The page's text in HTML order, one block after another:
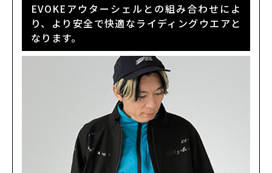
EVOKEアウターシェルとの組み合わせによ
り、より安全で快適なライディングウエアと
なります。
EMERALD
LL
¥20,900(税込)
カートに入れる
KHAKI
¥20,900 (税込)
SAND
¥20,900(税込)
SAND
LL
¥20,900(税込)
カートに入れる